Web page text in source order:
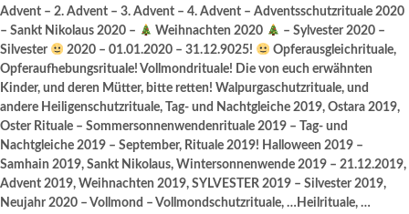
Advent – 2. Advent – 3. Advent – 4. Advent – Adventsschutzrituale 2020
– Sankt Nikolaus 2020 –
Weihnachten 2020
– Sylvester 2020 –
Silvester
2020 – 01.01.2020 – 31.12.9025!
Opferausgleichrituale,
Opferaufhebungsrituale! Vollmondrituale! Die von euch erwähnten
Kinder, und deren Mütter, bitte retten! Walpurgaschutzrituale, und
andere Heiligenschutzrituale, Tag- und Nachtgleiche 2019, Ostara 2019,
Oster Rituale – Sommersonnenwendenrituale 2019 – Tag- und
Nachtgleiche 2019 – September, Rituale 2019! Halloween 2019 –
Samhain 2019, Sankt Nikolaus, Wintersonnenwende 2019 – 21.12.2019,
Advent 2019, Weihnachten 2019, SYLVESTER 2019 – Silvester 2019,
Neujahr 2020 – Vollmond – Vollmondschutzrituale, …Heilrituale, …